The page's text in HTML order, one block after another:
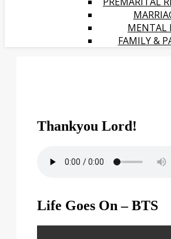
MENTAL
FAMILY &
Thankyou Lord!
Life Goes On – BTS